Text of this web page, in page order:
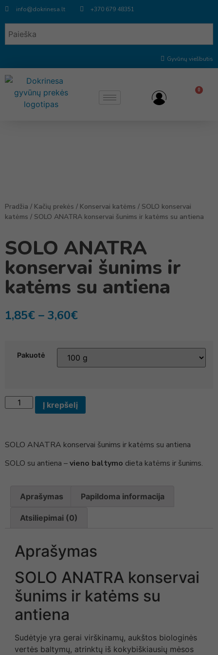
info@dokrinesa.lt +370 679 48351
Gyvūnų viešbutis
0
Pradžia / Kačių prekės / Konservai katėms / SOLO konservai
katėms / SOLO ANATRA konservai šunims ir katėms su antiena
SOLO ANATRA
konservai šunims ir
katėms su antiena
1,85€ – 3,60€
Pakuotė
Į krepšelį
SOLO ANATRA konservai šunims ir katėms su antiena
SOLO su antiena –vieno baltymo dieta katėms ir šunims.
Aprašymas Papildoma informacija
Atsiliepimai (0)
Aprašymas
SOLO ANATRA konservai
šunims ir katėms su
antiena
Sudėtyje yra gerai virškinamų, aukštos biologinės
vertės baltymų, atrinktų iš kokybiškiausių mėsos